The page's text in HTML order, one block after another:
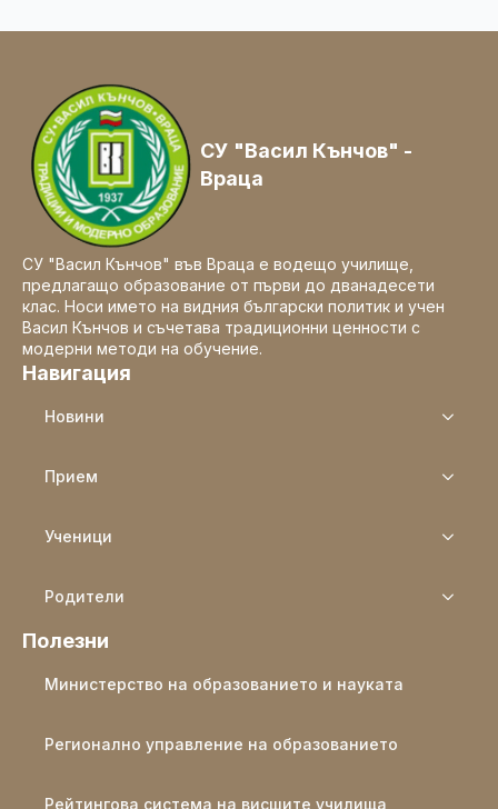
СУ "Васил Кънчов" -
Враца
СУ "Васил Кънчов" във Враца е водещо училище,
предлагащо образование от първи до дванадесети
клас. Носи името на видния български политик и учен
Васил Кънчов и съчетава традиционни ценности с
модерни методи на обучение.
Навигация
Новини
Прием
Ученици
Родители
Полезни
Министерство на образованието и науката
Регионално управление на образованието
Рейтингова система на висшите училища